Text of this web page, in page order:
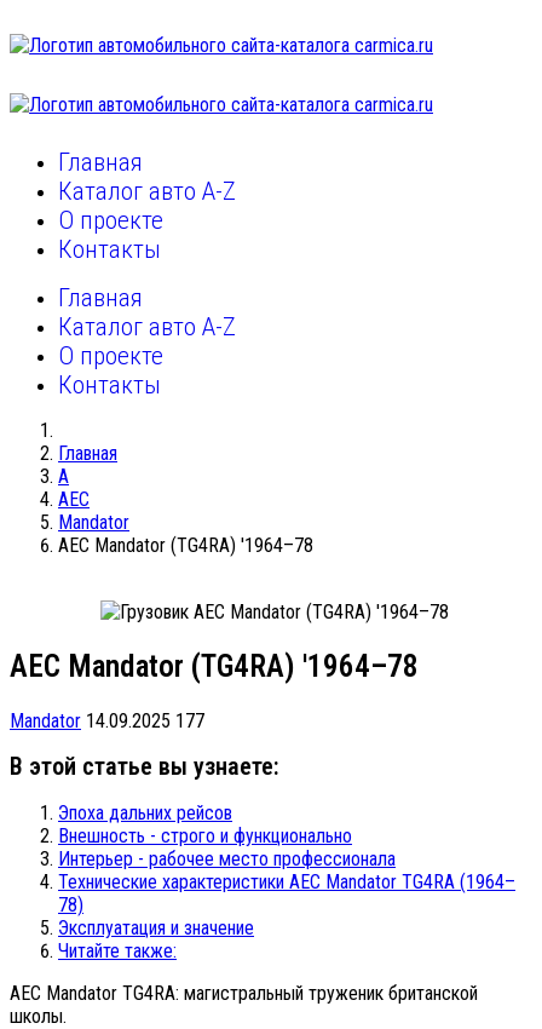
Главная
Каталог авто A-Z
О проекте
Контакты
Главная
Каталог авто A-Z
О проекте
Контакты
Главная
A
AEC
Mandator
AEC Mandator (TG4RA) '1964–78
AEC Mandator (TG4RA) '1964–78
Mandator 14.09.2025 177
В этой статье вы узнаете:
Эпоха дальних рейсов
Внешность - строго и функционально
Интерьер - рабочее место профессионала
Технические характеристики AEC Mandator TG4RA (1964–
78)
Эксплуатация и значение
Читайте также:
AEC Mandator TG4RA: магистральный труженик британской
школы.